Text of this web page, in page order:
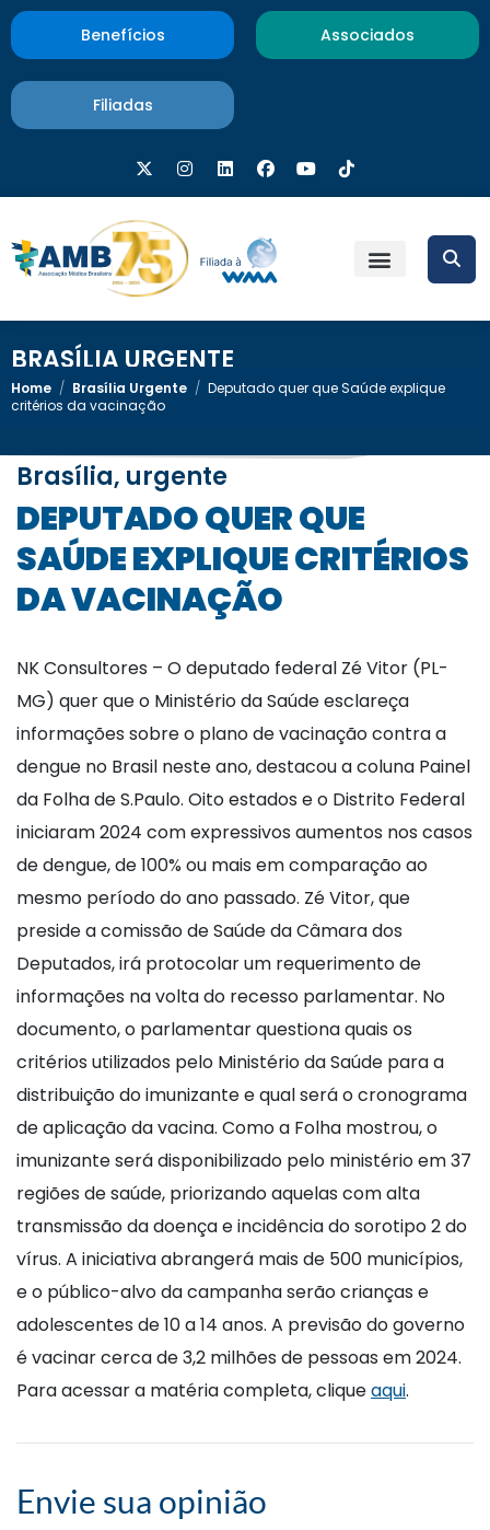
Benefícios Associados
Filiadas
BRASÍLIA URGENTE
Home / Brasília Urgente / Deputado quer que Saúde explique
critérios da vacinação
Brasília, urgente
DEPUTADO QUER QUE
SAÚDE EXPLIQUE CRITÉRIOS
DA VACINAÇÃO
NK Consultores – O deputado federal Zé Vitor (PL-
MG) quer que o Ministério da Saúde esclareça
informações sobre o plano de vacinação contra a
dengue no Brasil neste ano, destacou a coluna Painel
da Folha de S.Paulo. Oito estados e o Distrito Federal
iniciaram 2024 com expressivos aumentos nos casos
de dengue, de 100% ou mais em comparação ao
mesmo período do ano passado. Zé Vitor, que
preside a comissão de Saúde da Câmara dos
Deputados, irá protocolar um requerimento de
informações na volta do recesso parlamentar. No
documento, o parlamentar questiona quais os
critérios utilizados pelo Ministério da Saúde para a
distribuição do imunizante e qual será o cronograma
de aplicação da vacina. Como a Folha mostrou, o
imunizante será disponibilizado pelo ministério em 37
regiões de saúde, priorizando aquelas com alta
transmissão da doença e incidência do sorotipo 2 do
vírus. A iniciativa abrangerá mais de 500 municípios,
e o público-alvo da campanha serão crianças e
adolescentes de 10 a 14 anos. A previsão do governo
é vacinar cerca de 3,2 milhões de pessoas em 2024.
Para acessar a matéria completa, cliqueaqui.
Envie sua opinião